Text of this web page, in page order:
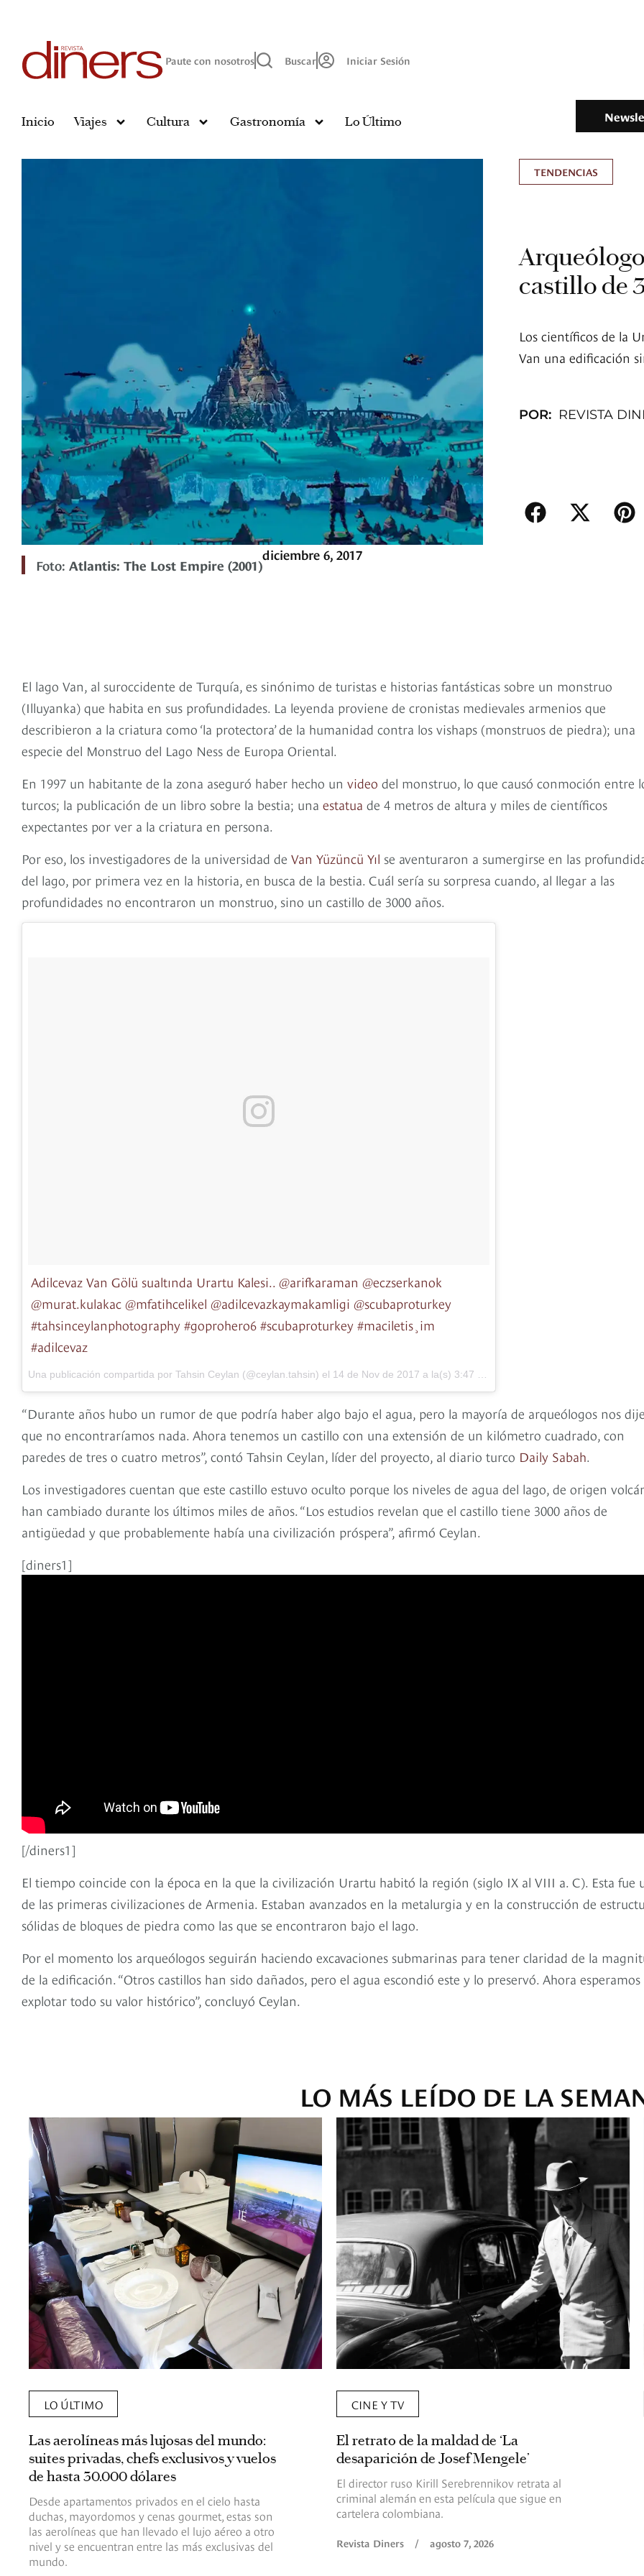
Paute con nosotros Buscar Iniciar Sesión
Inicio Viajes Cultura Gastronomía Lo Último
Foto: Atlantis: The Lost Empire (2001)
diciembre 6, 2017
TENDENCIAS
castillo de
Los científicos de la
Van una edificación
POR: REVISTA
El lago Van, al suroccidente de Turquía, es sinónimo de turistas e historias fantásticas sobre un monstruo
(Illuyanka) que habita en sus profundidades. La leyenda proviene de cronistas medievales armenios que
describieron a la criatura como ‘la protectora’ de la humanidad contra los vishaps (monstruos de piedra); una
especie del Monstruo del Lago Ness de Europa Oriental.
En 1997 un habitante de la zona aseguró haber hecho un video del monstruo, lo que causó conmoción entre
turcos; la publicación de un libro sobre la bestia; una estatua de 4 metros de altura y miles de científicos
expectantes por ver a la criatura en persona.
Por eso, los investigadores de la universidad de Van Yüzüncü Yıl se aventuraron a sumergirse en las
del lago, por primera vez en la historia, en busca de la bestia. Cuál sería su sorpresa cuando, al llegar a las
profundidades no encontraron un monstruo, sino un castillo de 3000 años.
Adilcevaz Van Gölü sualtında Urartu Kalesi.. @arifkaraman @eczserkanok
@murat.kulakac @mfatihcelikel @adilcevazkaymakamligi @scubaproturkey
#tahsinceylanphotography #goprohero6 #scubaproturkey #maciletişim
#adilcevaz
Una publicación compartida por Tahsin Ceylan (@ceylan.tahsin) el 14 de Nov de 2017 a la(s) 3:47 PST
“Durante años hubo un rumor de que podría haber algo bajo el agua, pero la mayoría de arqueólogos nos
que no encontraríamos nada. Ahora tenemos un castillo con una extensión de un kilómetro cuadrado, con
paredes de tres o cuatro metros”, contó Tahsin Ceylan, líder del proyecto, al diario turco Daily Sabah.
Los investigadores cuentan que este castillo estuvo oculto porque los niveles de agua del lago, de origen
han cambiado durante los últimos miles de años. “Los estudios revelan que el castillo tiene 3000 años de
antigüedad y que probablemente había una civilización próspera”, afirmó Ceylan.
[diners1]
[/diners1]
El tiempo coincide con la época en la que la civilización Urartu habitó la región (siglo IX al VIII a. C). Esta fue
de las primeras civilizaciones de Armenia. Estaban avanzados en la metalurgia y en la construcción de
sólidas de bloques de piedra como las que se encontraron bajo el lago.
Por el momento los arqueólogos seguirán haciendo excavaciones submarinas para tener claridad de la
de la edificación. “Otros castillos han sido dañados, pero el agua escondió este y lo preservó. Ahora esperamos
explotar todo su valor histórico”, concluyó Ceylan.
LO MÁS LEÍDO DE LA
LO ÚLTIMO
Las aerolíneas más lujosas del mundo:
suites privadas, chefs exclusivos y vuelos
de hasta 30.000 dólares
Desde apartamentos privados en el cielo hasta
duchas, mayordomos y cenas gourmet, estas son
las aerolíneas que han llevado el lujo aéreo a otro
nivel y se encuentran entre las más exclusivas del
mundo.
CINE Y TV
El retrato de la maldad de ‘La
desaparición de Josef Mengele’
El director ruso Kirill Serebrennikov retrata al
criminal alemán en esta película que sigue en
cartelera colombiana.
Revista Diners / agosto 7, 2026